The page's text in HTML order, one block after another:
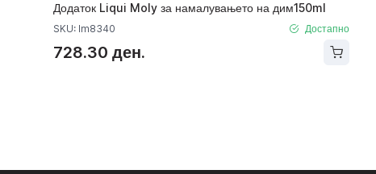
Додаток Liqui Moly за намалувањето на дим150ml
SKU: lm8340 Достапно
728.30 ден.